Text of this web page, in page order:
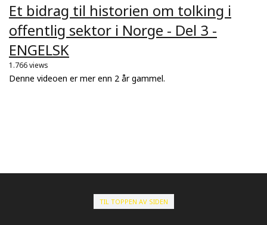
Et bidrag til historien om tolking i
offentlig sektor i Norge - Del 3 -
ENGELSK
1.766 views
Denne videoen er mer enn 2 år gammel.
TIL TOPPEN AV SIDEN